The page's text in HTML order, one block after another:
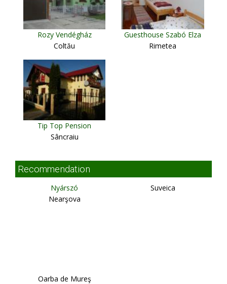
Rozy Vendégház
Coltău
Guesthouse Szabó Elza
Rimetea
Tip Top Pension
Sâncraiu
Recommendation
Nyárszó
Nearşova
Suveica
Oarba de Mureş